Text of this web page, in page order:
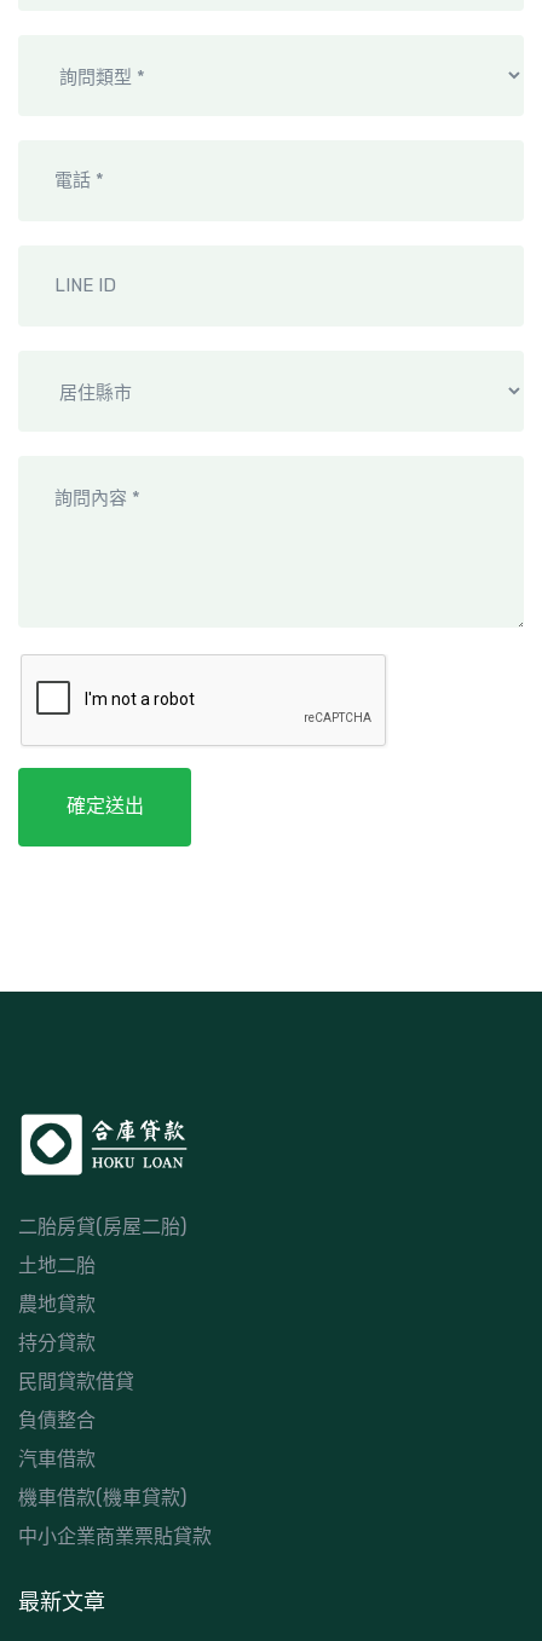
確定送出
二胎房貸(房屋二胎)
土地二胎
農地貸款
持分貸款
民間貸款借貸
負債整合
汽車借款
機車借款(機車貸款)
中小企業商業票貼貸款
最新文章